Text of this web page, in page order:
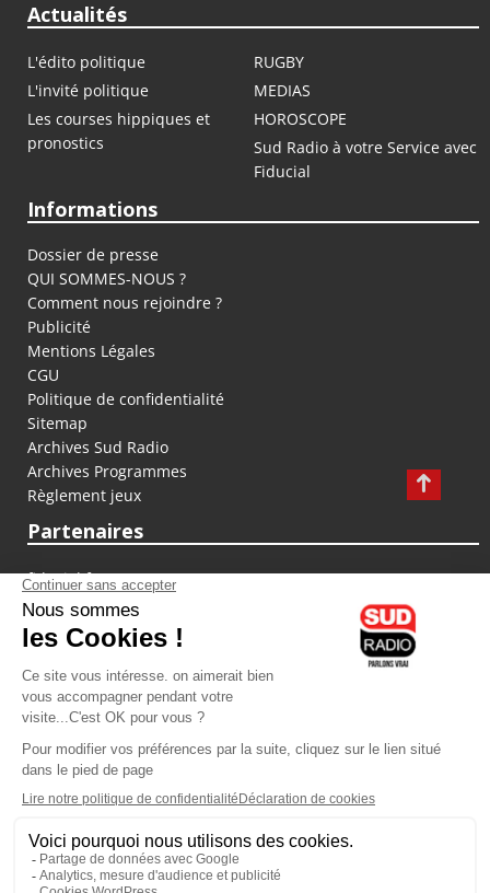
Actualités
L'édito politique
RUGBY
L'invité politique
MEDIAS
Les courses hippiques et
pronostics
HOROSCOPE
Sud Radio à votre Service avec
Fiducial
Informations
Dossier de presse
QUI SOMMES-NOUS ?
Comment nous rejoindre ?
Publicité
Mentions Légales
CGU
Politique de confidentialité
Sitemap
Archives Sud Radio
Archives Programmes
Règlement jeux
Partenaires
fiducial.fr
lyoncapitale.fr
olympique-et-lyonnais.com
L'application Iphone / Android
Téléchargez l'application
Les cookies
Gestion des cookies